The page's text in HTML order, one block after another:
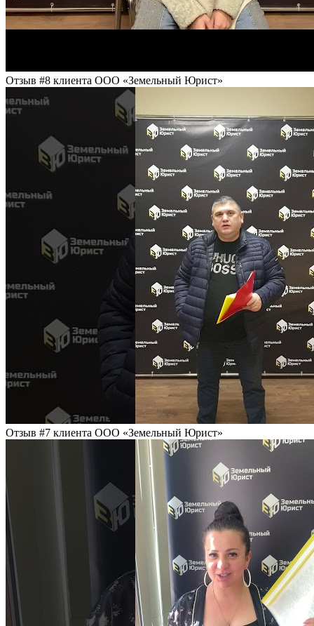
Отзыв #8 клиента ООО «Земельный Юрист»
Отзыв #7 клиента ООО «Земельный Юрист»